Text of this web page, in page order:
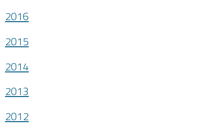
2016
2015
2014
2013
2012